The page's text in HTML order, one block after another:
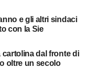
e gli altri sindaci
con la Sie
cartolina dal fronte di
oltre un secolo